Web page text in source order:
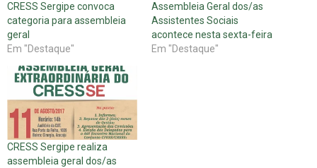
CRESS Sergipe convoca
categoria para assembleia
geral
Em "Destaque"
Assembleia Geral dos/as
Assistentes Sociais
acontece nesta sexta-feira
Em "Destaque"
CRESS Sergipe realiza
assembleia geral dos/as